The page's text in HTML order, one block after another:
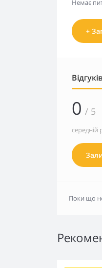
Немає
+
0 / 5
середній
Поки що